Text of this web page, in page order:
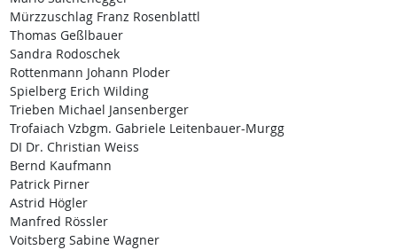
Mürzzuschlag Franz Rosenblattl
Thomas Geßlbauer
Sandra Rodoschek
Rottenmann Johann Ploder
Spielberg Erich Wilding
Trieben Michael Jansenberger
Trofaiach Vzbgm. Gabriele Leitenbauer-Murgg
DI Dr. Christian Weiss
Bernd Kaufmann
Patrick Pirner
Astrid Högler
Manfred Rössler
Voitsberg Sabine Wagner